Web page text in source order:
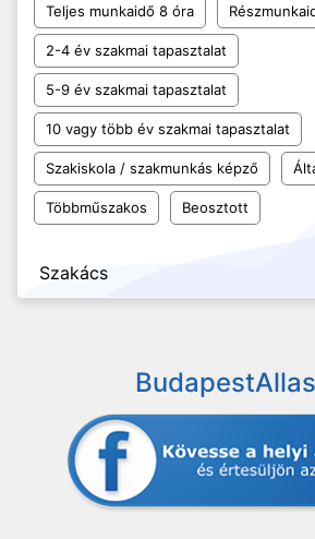
Teljes munkaidő 8 óra
2-4 év szakmai tapasztalat
5-9 év szakmai tapasztalat
10 vagy több év szakmai tapasztalat
Szakiskola / szakmunkás képző
Többműszakos Beosztott
Szakács